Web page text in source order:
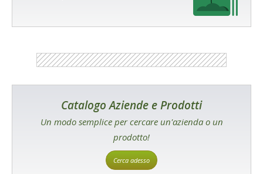
Catalogo Aziende e Prodotti
Un modo semplice per cercare un'azienda o un
prodotto!
Cerca adesso